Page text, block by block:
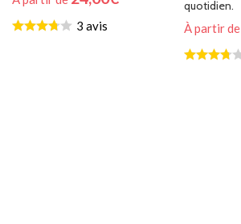
3 avis
quotidien.
À partir de